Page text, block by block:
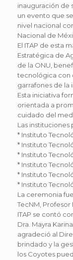
inauguración de
un evento que
nivel nacional
Nacional de
El ITAP de esta
Estratégica de
de la ONU,
tecnológica con
garrafones de la
Esta iniciativa
orientada a
cuidado del
Las
* Instituto
* Instituto
* Instituto
* Instituto
* Instituto
* Instituto
La ceremonia
TecNM, Profesor
ITAP se contó
Dra. Mayra
agradeció al
brindado y la
los Coyotes